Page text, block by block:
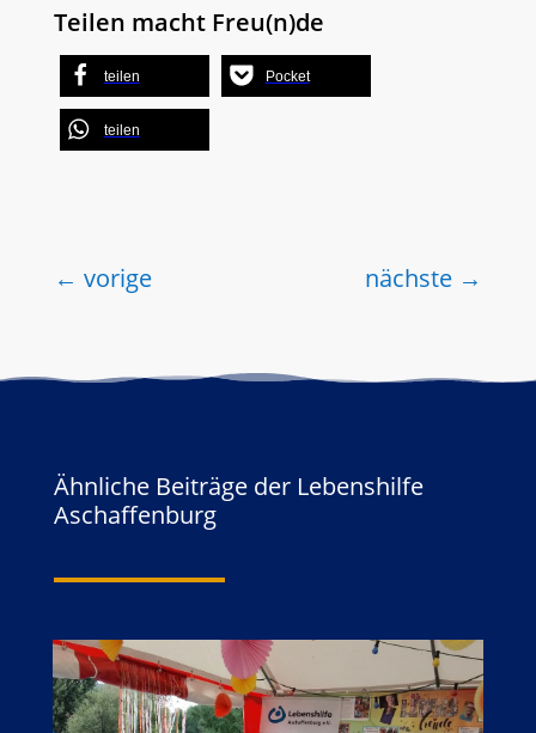
Teilen macht Freu(n)de
teilen Pocket
teilen
← vorige nächste →
Ähnliche Beiträge der Lebenshilfe
Aschaffenburg